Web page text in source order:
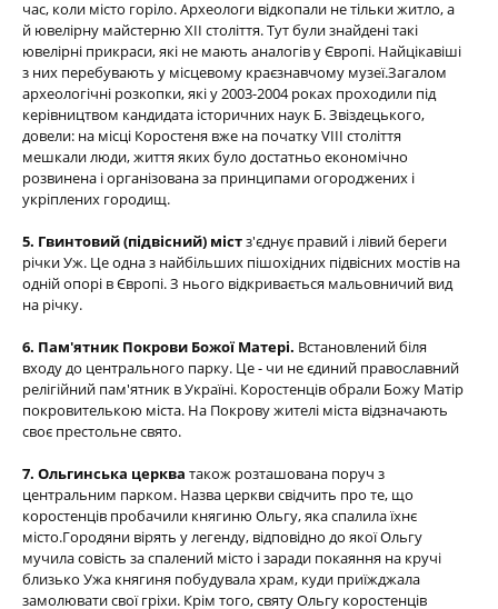
час, коли місто горіло. Археологи відкопали не тільки житло, а
й ювелірну майстерню ХІІ століття. Тут були знайдені такі
ювелірні прикраси, які не мають аналогів у Європі. Найцікавіші
з них перебувають у місцевому краєзнавчому музеї.Загалом
археологічні розкопки, які у 2003-2004 роках проходили під
керівництвом кандидата історичних наук Б. Звіздецького,
довели: на місці Коростеня вже на початку VIII століття
мешкали люди, життя яких було достатньо економічно
розвинена і організована за принципами огороджених і
укріплених городищ.
5. Гвинтовий (підвісний) містз'єднує правий і лівий береги
річки Уж. Це одна з найбільших пішохідних підвісних мостів на
одній опорі в Європі. З нього відкривається мальовничий вид
на річку.
6. Пам'ятник Покрови Божої Матері. Встановлений біля
входу до центрального парку. Це - чи не єдиний православний
релігійний пам'ятник в Україні. Коростенців обрали Божу Матір
покровителькою міста. На Покрову жителі міста відзначають
своє престольне свято.
7. Ольгинська церква також розташована поруч з
центральним парком. Назва церкви свідчить про те, що
коростенців пробачили княгиню Ольгу, яка спалила їхнє
місто.Городяни вірять у легенду, відповідно до якої Ольгу
мучила совість за спалений місто і заради покаяння на кручі
близько Ужа княгиня побудувала храм, куди приїжджала
замолювати свої гріхи. Крім того, святу Ольгу коростенців